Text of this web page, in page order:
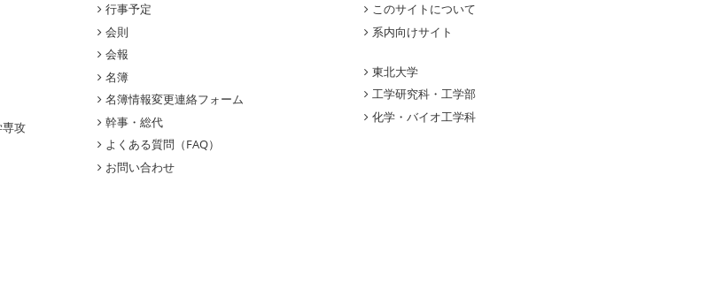
攻
行事予定
会則
会報
名簿
名簿情報変更連絡フォーム
幹事・総代
よくある質問（FAQ）
お問い合わせ
このサイトについて
系内向けサイト
東北大学
工学研究科・工学部
化学・バイオ工学科